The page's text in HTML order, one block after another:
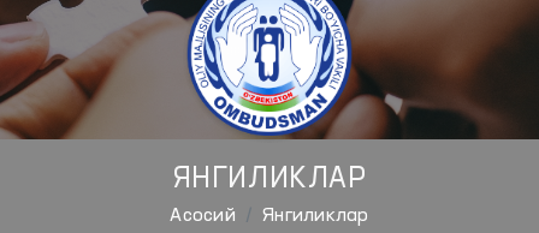
ЯНГИЛИКЛАР
Aсосий Янгиликлар